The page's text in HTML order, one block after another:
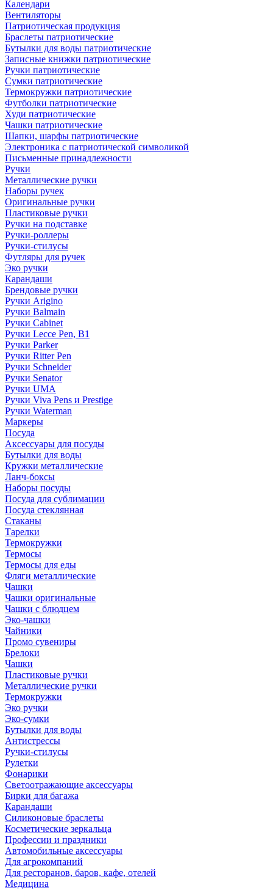
Календари
Вентиляторы
Патриотическая продукция
Браслеты патриотические
Бутылки для воды патриотические
Записные книжки патриотические
Ручки патриотические
Сумки патриотические
Термокружки патриотические
Футболки патриотические
Худи патриотические
Чашки патриотические
Шапки, шарфы патриотические
Электроника с патриотической символикой
Письменные принадлежности
Ручки
Металлические ручки
Наборы ручек
Оригинальные ручки
Пластиковые ручки
Ручки на подставке
Ручки-роллеры
Ручки-стилусы
Футляры для ручек
Эко ручки
Карандаши
Брендовые ручки
Ручки Arigino
Ручки Balmain
Ручки Cabinet
Ручки Lecce Pen, B1
Ручки Parker
Ручки Ritter Pen
Ручки Schneider
Ручки Senator
Ручки UMA
Ручки Viva Pens и Prestige
Ручки Waterman
Маркеры
Посуда
Аксессуары для посуды
Бутылки для воды
Кружки металлические
Ланч-боксы
Наборы посуды
Посуда для сублимации
Посуда стеклянная
Стаканы
Тарелки
Термокружки
Термосы
Термосы для еды
Фляги металлические
Чашки
Чашки оригинальные
Чашки с блюдцем
Эко-чашки
Чайники
Промо сувениры
Брелоки
Чашки
Пластиковые ручки
Металлические ручки
Термокружки
Эко ручки
Эко-сумки
Бутылки для воды
Антистрессы
Ручки-стилусы
Рулетки
Фонарики
Светоотражающие аксессуары
Бирки для багажа
Карандаши
Силиконовые браслеты
Косметические зеркальца
Профессии и праздники
Автомобильные аксессуары
Для агрокомпаний
Для ресторанов, баров, кафе, отелей
Медицина